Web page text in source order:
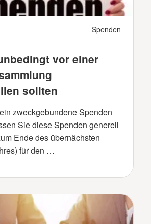
Spenden
vor einer
sollten
zweckgebundene Spenden
Sie diese Spenden generell
Ende des übernächsten
für den …